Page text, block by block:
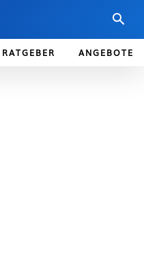
RATGEBER ANGEBOTE